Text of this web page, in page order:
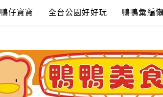
鴨仔寶寶 全台公園好好玩 鴨鴨彙編